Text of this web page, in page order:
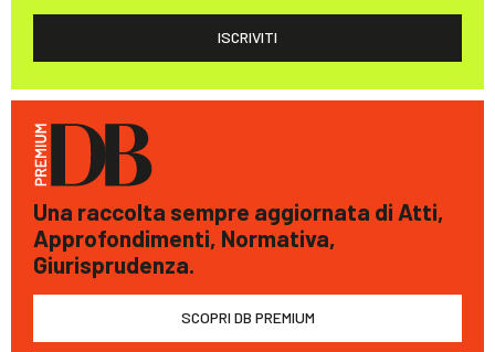
ISCRIVITI
Una raccolta sempre aggiornata di Atti,
Approfondimenti, Normativa,
Giurisprudenza.
SCOPRI DB PREMIUM